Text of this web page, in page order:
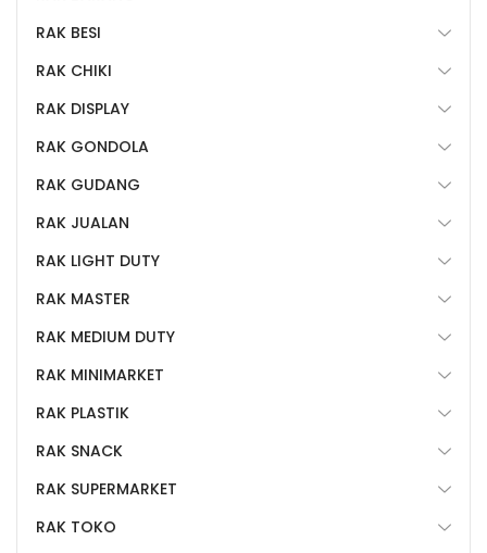
RAK BESI
RAK CHIKI
RAK DISPLAY
RAK GONDOLA
RAK GUDANG
RAK JUALAN
RAK LIGHT DUTY
RAK MASTER
RAK MEDIUM DUTY
RAK MINIMARKET
RAK PLASTIK
RAK SNACK
RAK SUPERMARKET
RAK TOKO